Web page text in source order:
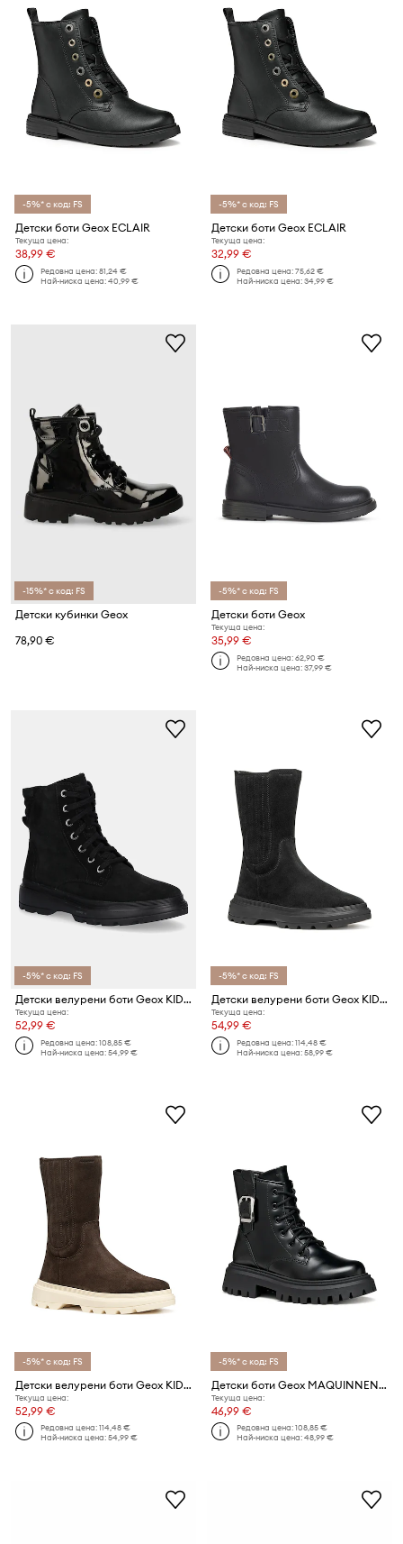
-5%* с код: FS
Детски боти Geox ECLAIR
Текуща цена:
38,99 €
Редовна цена:81,24 €
Най-ниска цена:40,99 €
-5%* с код: FS
Детски боти Geox ECLAIR
Текуща цена:
32,99 €
Редовна цена:75,62 €
Най-ниска цена:34,99 €
-15%* с код: FS
Детски кубинки Geox
78,90 €
-5%* с код: FS
Детски боти Geox
Текуща цена:
35,99 €
Редовна цена:62,90 €
Най-ниска цена:37,99 €
-5%* с код: FS
Детски велурени боти Geox KIDDARTAH
Текуща цена:
52,99 €
Редовна цена:108,85 €
Най-ниска цена:54,99 €
-5%* с код: FS
Детски велурени боти Geox KIDDARTAH
Текуща цена:
54,99 €
Редовна цена:114,48 €
Най-ниска цена:58,99 €
-5%* с код: FS
Детски велурени боти Geox KIDDARTAH
Текуща цена:
52,99 €
Редовна цена:114,48 €
Най-ниска цена:54,99 €
-5%* с код: FS
Детски боти Geox MAQUINNENS
Текуща цена:
46,99 €
Редовна цена:108,85 €
Най-ниска цена:48,99 €